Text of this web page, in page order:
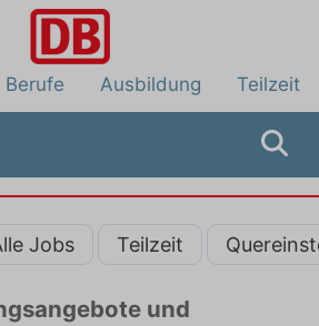
Berufe Ausbildung Teilzeit
Jobs Teilzeit
und